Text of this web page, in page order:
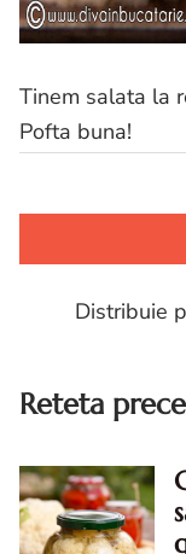
Tinem salata la
Pofta buna!
Distribuie
Reteta